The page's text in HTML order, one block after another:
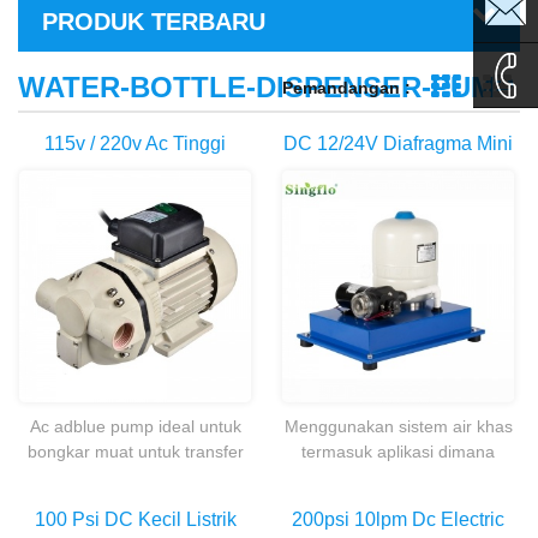
PRODUK TERBARU
WATER-BOTTLE-DISPENSER-PUMP
Pemandangan : Grid View
115v / 220v Ac Tinggi
Urea Adblue Pompa Untuk
Larutan Urea
Ac adblue pump ideal untuk
bongkar muat untuk transfer
dan alkali.
DC 12/24V Diafragma Mini
Pompa Air Tekanan Sistem
Booster
Menggunakan sistem air khas
termasuk aplikasi dimana
secara luas.
100 Psi DC Kecil Listrik
200psi 10lpm Dc Electric
0086-